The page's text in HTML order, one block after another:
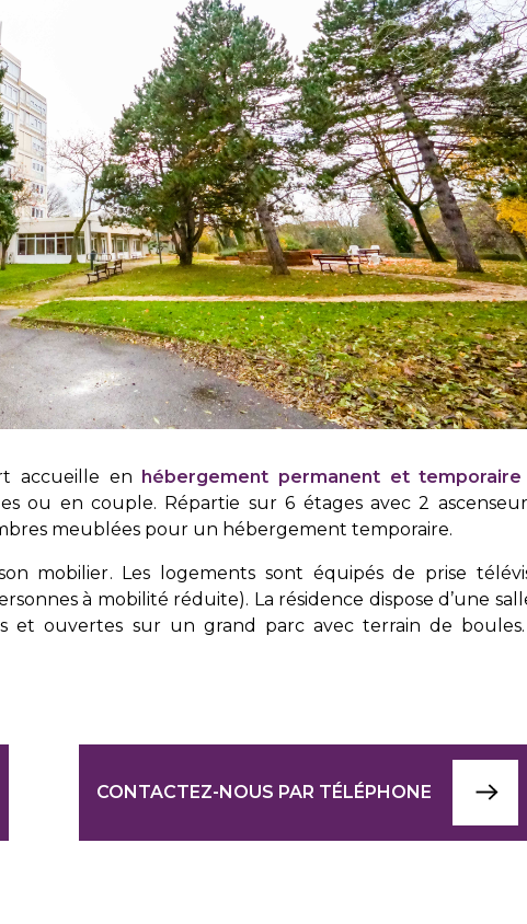
accueille en hébergement permanent et temporaire
ou en couple. Répartie sur 6 étages avec 2
meublées pour un hébergement temporaire.
mobilier. Les logements sont équipés de prise
à mobilité réduite). La résidence dispose d’une
et ouvertes sur un grand parc avec terrain de boules.
CONTACTEZ-NOUS PAR TÉLÉPHONE